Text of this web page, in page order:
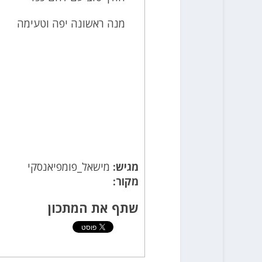
מנה ראשונה יפה וטעימה
מגיש: מישאל_פומפיאנסקי
מקור:
שתף את המתכון